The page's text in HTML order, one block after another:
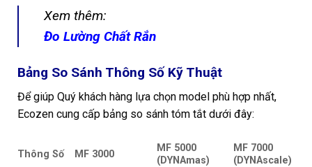
Xem thêm:
Đo Lường Chất Rắn
Bảng So Sánh Thông Số Kỹ Thuật
Để giúp Quý khách hàng lựa chọn model phù hợp nhất,
Ecozen cung cấp bảng so sánh tóm tắt dưới đây:
Thông Số MF 3000
MF 5000
(DYNAmas)
MF 7000
(DYNAscale)